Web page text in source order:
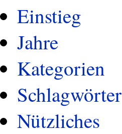
Einstieg
Jahre
Kategorien
Schlagwörter
Nützliches